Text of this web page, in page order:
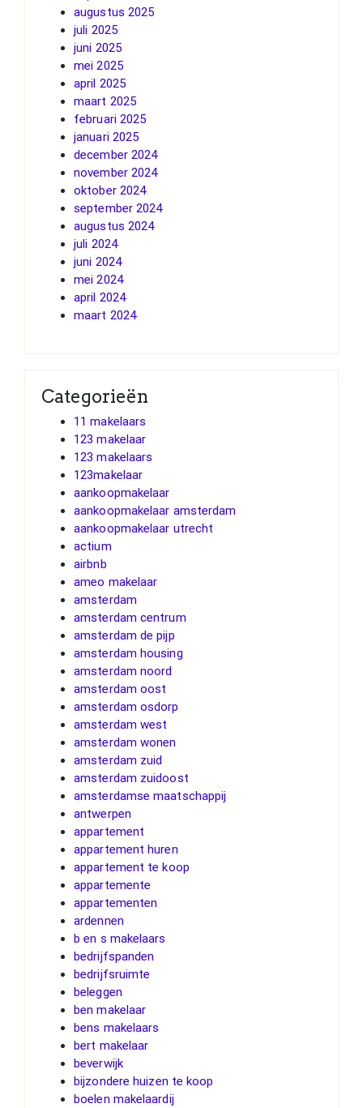
augustus 2025
juli 2025
juni 2025
mei 2025
april 2025
maart 2025
februari 2025
januari 2025
december 2024
november 2024
oktober 2024
september 2024
augustus 2024
juli 2024
juni 2024
mei 2024
april 2024
maart 2024
Categorieën
11 makelaars
123 makelaar
123 makelaars
123makelaar
aankoopmakelaar
aankoopmakelaar amsterdam
aankoopmakelaar utrecht
actium
airbnb
ameo makelaar
amsterdam
amsterdam centrum
amsterdam de pijp
amsterdam housing
amsterdam noord
amsterdam oost
amsterdam osdorp
amsterdam west
amsterdam wonen
amsterdam zuid
amsterdam zuidoost
amsterdamse maatschappij
antwerpen
appartement
appartement huren
appartement te koop
appartemente
appartementen
ardennen
b en s makelaars
bedrijfspanden
bedrijfsruimte
beleggen
ben makelaar
bens makelaars
bert makelaar
beverwijk
bijzondere huizen te koop
boelen makelaardij